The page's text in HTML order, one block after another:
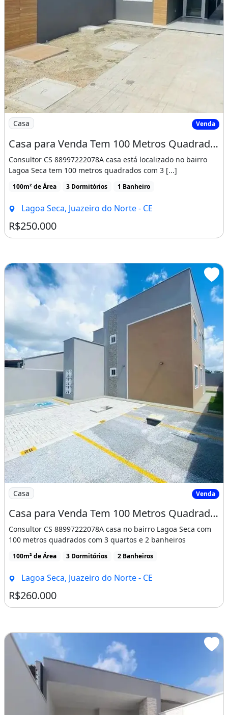
Imagem: Casa para Venda Tem 100 Metros Quadrados
Casa Venda
Casa para Venda Tem 100 Metros Quadrados com 3 Quartos em Lagoa Seca - Juazeiro do Norte
Consultor CS 88997222078A casa está localizado no bairro
Lagoa Seca tem 100 metros quadrados com 3 [...]
100m² de Área 3 Dormitórios 1 Banheiro
Lagoa Seca, Juazeiro do Norte - CE
R$250.000
Imagem: Casa para Venda Tem 100 Metros Quadrados
Casa Venda
Casa para Venda Tem 100 Metros Quadrados com 3 Quartos em Lagoa Seca - Juazeiro do Norte
Consultor CS 88997222078A casa no bairro Lagoa Seca com
100 metros quadrados com 3 quartos e 2 banheiros
100m² de Área 3 Dormitórios 2 Banheiros
Lagoa Seca, Juazeiro do Norte - CE
R$260.000